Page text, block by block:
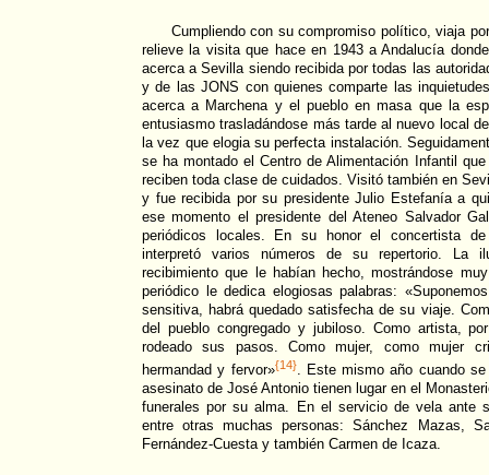
Cumpliendo con su compromiso político, viaja
relieve la visita que hace en 1943 a Andalucía
acerca a Sevilla siendo recibida por todas las
y de las JONS con quienes comparte las
acerca a Marchena y el pueblo en masa que la
entusiasmo trasladándose más tarde al nuevo local
la vez que elogia su perfecta instalación.
se ha montado el Centro de Alimentación Infantil
reciben toda clase de cuidados. Visitó también en
y fue recibida por su presidente Julio Estefanía a
ese momento el presidente del Ateneo Salvador
periódicos locales. En su honor el concertista de
interpretó varios números de su repertorio. La
recibimiento que le habían hecho, mostrándose
periódico le dedica elogiosas palabras:
sensitiva, habrá quedado satisfecha de su viaje.
del pueblo congregado y jubiloso. Como artista,
rodeado sus pasos. Como mujer, como mujer
hermandad y fervor»{14}. Este mismo año cuando
asesinato de José Antonio tienen lugar en el
funerales por su alma. En el servicio de vela ante
entre otras muchas personas: Sánchez Mazas,
Fernández-Cuesta y también Carmen de Icaza.